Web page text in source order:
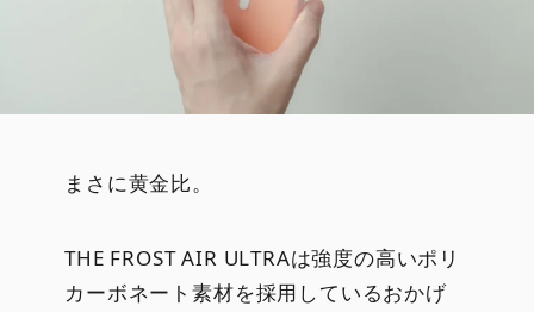
まさに黄金比。
THE FROST AIR ULTRAは強度の高いポリ
カーボネート素材を採用しているおかげ